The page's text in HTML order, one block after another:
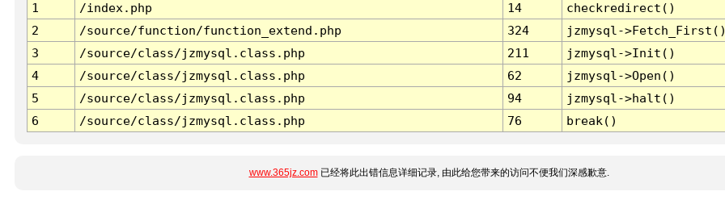
1
/index.php 14
checkredirect()
2
/source/function/function_extend.php 324
jzmysql-
3
/source/class/jzmysql.class.php 211
jzmysql->Init()
4
/source/class/jzmysql.class.php 62
jzmysql->Open()
5
/source/class/jzmysql.class.php 94
jzmysql->halt()
6
/source/class/jzmysql.class.php 76 break()
www.365jz.com已经将此出错信息详细记录, 由此给您带来的访问不便我们深感歉意.